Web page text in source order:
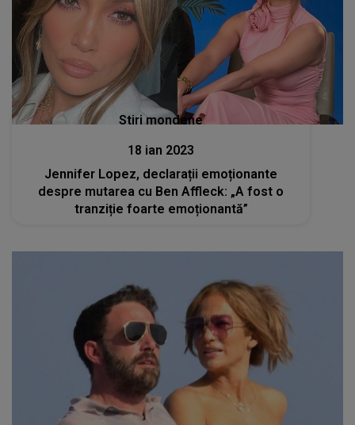
Stiri mondene
18 ian 2023
Jennifer Lopez, declarații emoționante
despre mutarea cu Ben Affleck: „A fost o
tranziție foarte emoționantă”